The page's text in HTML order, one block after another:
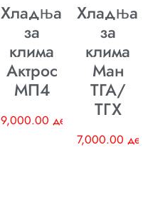
Хладњак
за
клима
Актрос
МП4
9,000.00 ден
Хладњак
за
клима
Ман
ТГА/
ТГХ
7,000.00 ден